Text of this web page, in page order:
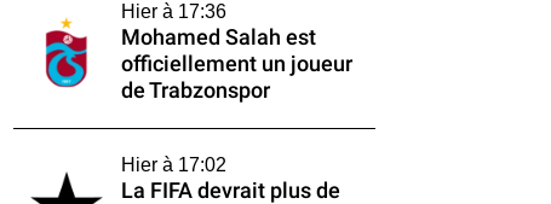
Hier à 17:36
Mohamed Salah est
officiellement un joueur
de Trabzonspor
Hier à 17:02
La FIFA devrait plus de